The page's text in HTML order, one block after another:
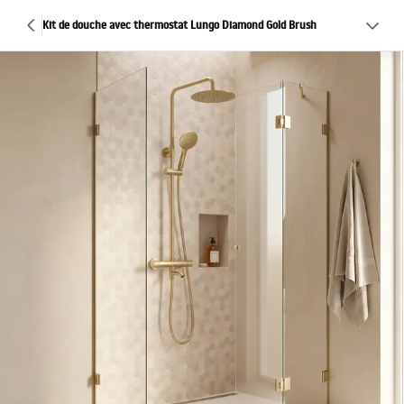
Kit de douche avec thermostat Lungo Diamond Gold Brush